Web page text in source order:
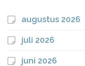
augustus 2026
juli 2026
juni 2026